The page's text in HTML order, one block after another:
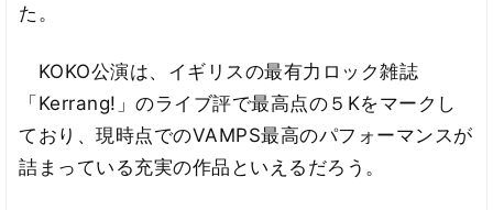
た。
KOKO公演は、イギリスの最有力ロック雑誌
「Kerrang!」のライブ評で最高点の５Kをマークし
ており、現時点でのVAMPS最高のパフォーマンスが
詰まっている充実の作品といえるだろう。